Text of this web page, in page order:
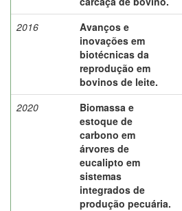
2016
Avanços e
inovações em
biotécnicas da
reprodução em
bovinos de leite.
2020
Biomassa e
estoque de
carbono em
árvores de
eucalipto em
sistemas
integrados de
produção pecuária.